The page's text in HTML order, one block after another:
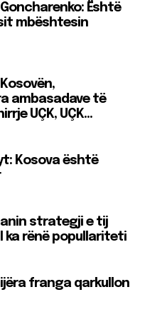
Është
mbështesin
ambasadave të
UÇK, UÇK…
Kosova është
strategji e tij
ka rënë popullariteti
franga qarkullon